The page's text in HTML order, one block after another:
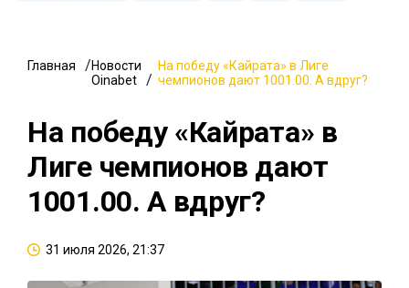
Главная
Новости
Oinabet
На победу «Кайрата» в Лиге
чемпионов дают 1001.00. А вдруг?
На победу «Кайрата» в
Лиге чемпионов дают
1001.00. А вдруг?
31 июля 2026, 21:37